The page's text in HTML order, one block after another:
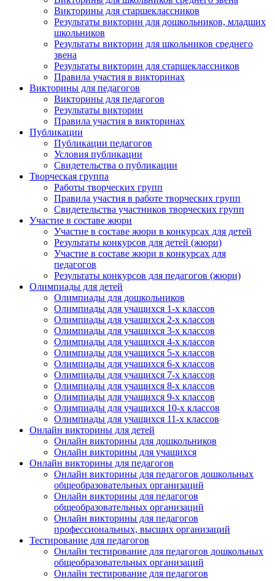
Викторины для старшеклассников
Результаты викторин для дошкольников, младших
школьников
Результаты викторин для школьников среднего
звена
Результаты викторин для старшеклассников
Правила участия в викторинах
Викторины для педагогов
Викторины для педагогов
Результаты викторин
Правила участия в викторинах
Публикации
Публикации педагогов
Условия публикации
Свидетельства о публикации
Творческая группа
Работы творческих групп
Правила участия в работе творческих групп
Свидетельства участников творческих групп
Участие в составе жюри
Участие в составе жюри в конкурсах для детей
Результаты конкурсов для детей (жюри)
Участие в составе жюри в конкурсах для
педагогов
Результаты конкурсов для педагогов (жюри)
Олимпиады для детей
Олимпиады для дошкольников
Олимпиады для учащихся 1-х классов
Олимпиады для учащихся 2-х классов
Олимпиады для учащихся 3-х классов
Олимпиады для учащихся 4-х классов
Олимпиады для учащихся 5-х классов
Олимпиады для учащихся 6-х классов
Олимпиады для учащихся 7-х классов
Олимпиады для учащихся 8-х классов
Олимпиады для учащихся 9-х классов
Олимпиады для учащихся 10-х классов
Олимпиады для учащихся 11-х классов
Онлайн викторины для детей
Онлайн викторины для дошкольников
Онлайн викторины для учащихся
Онлайн викторины для педагогов
Онлайн викторины для педагогов дошкольных
общеобразовательных организаций
Онлайн викторины для педагогов
общеобразовательных организаций
Онлайн викторины для педагогов
профессиональных, высших организаций
Тестирование для педагогов
Онлайн тестирование для педагогов дошкольных
общеобразовательных организаций
Онлайн тестирование для педагогов